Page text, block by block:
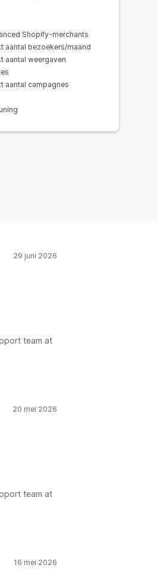
Shopify-merchants
aantal bezoekers/maand
aantal weergaven
aantal campagnes
29 juni 2026
team at
20 mei 2026
team at
16 mei 2026